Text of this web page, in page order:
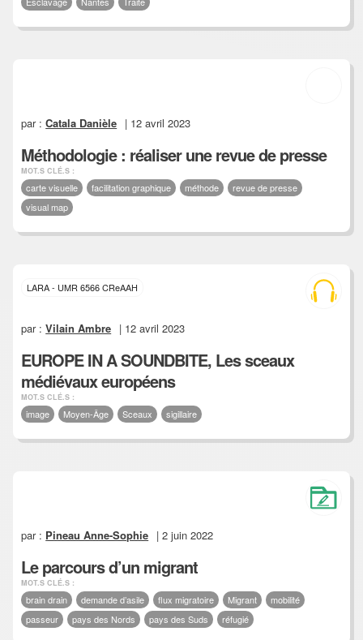
par :Catala Danièle | 12 avril 2023
Méthodologie : réaliser une revue de presse
MOT.S CLÉ.S :
carte visuelle facilitation graphique méthode
revue de presse
visual map
LARA - UMR 6566 CReAAH
par :Vilain Ambre | 12 avril 2023
EUROPE IN A SOUNDBITE, Les sceaux
médiévaux européens
MOT.S CLÉ.S :
image Moyen-Âge Sceaux sigillaire
par : Pineau Anne-Sophie | 2 juin 2022
Le parcours d’un migrant
MOT.S CLÉ.S :
brain drain demande d’asile flux migratoire Migrant
mobilité
passeur
pays des Nords pays des Suds réfugié